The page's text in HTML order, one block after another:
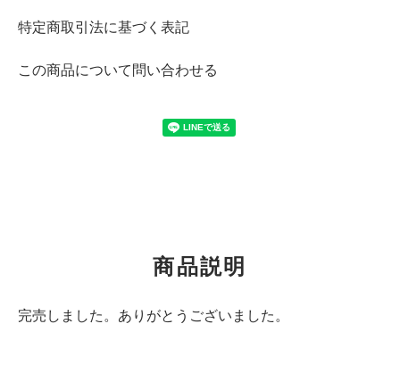
特定商取引法に基づく表記
この商品について問い合わせる
商品説明
完売しました。ありがとうございました。